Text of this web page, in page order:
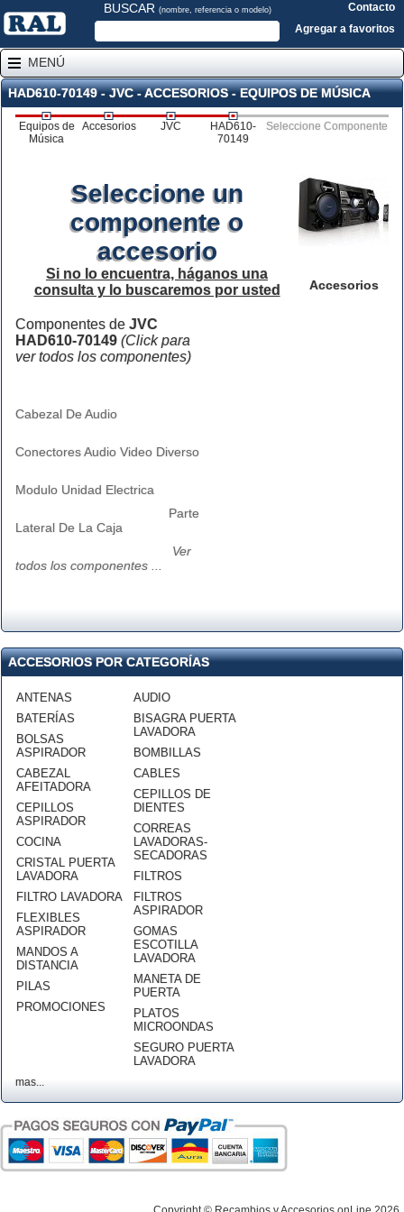
BUSCAR (nombre, referencia o modelo)
Contacto
Agregar a favoritos
MENÚ
HAD610-70149 - JVC - ACCESORIOS - EQUIPOS DE MÚSICA
Equipos de
Música
Accesorios JVC
HAD610-
70149
Seleccione Componente
Accesorios
Seleccione un
componente o
accesorio
Si no lo encuentra, háganos una
consulta y lo buscaremos por usted
Componentes de JVC
HAD610-70149 (Click para
ver todos los componentes)
Cabezal De Audio
Conectores Audio Video Diverso
Modulo Unidad Electrica
Parte
Lateral De La Caja
Ver
todos los componentes ...
ACCESORIOS POR CATEGORÍAS
ANTENAS
BATERÍAS
BOLSAS
ASPIRADOR
CABEZAL
AFEITADORA
CEPILLOS
ASPIRADOR
COCINA
CRISTAL PUERTA
LAVADORA
FILTRO LAVADORA
FLEXIBLES
ASPIRADOR
MANDOS A
DISTANCIA
PILAS
PROMOCIONES
AUDIO
BISAGRA PUERTA
LAVADORA
BOMBILLAS
CABLES
CEPILLOS DE
DIENTES
CORREAS
LAVADORAS-
SECADORAS
FILTROS
FILTROS
ASPIRADOR
GOMAS
ESCOTILLA
LAVADORA
MANETA DE
PUERTA
PLATOS
MICROONDAS
SEGURO PUERTA
LAVADORA
mas...